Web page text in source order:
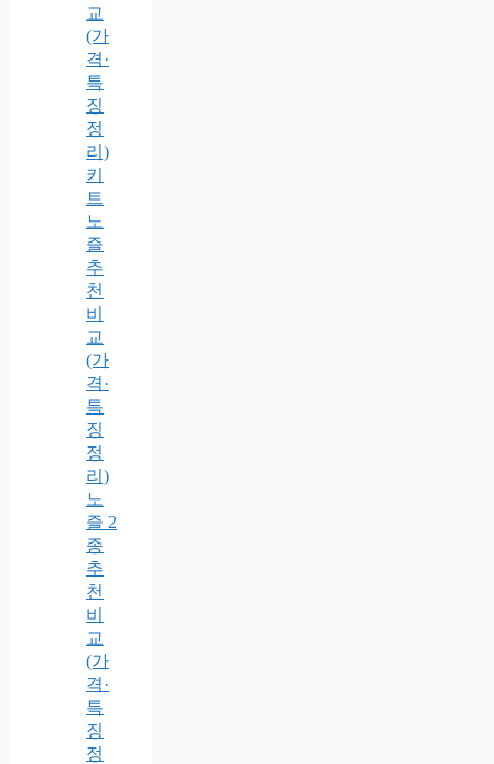
교
(가
격·
특
징
정
리)
키
트
노
즐
추
천
비
교
(가
격·
특
징
정
리)
노
즐 2
종
추
천
비
교
(가
격·
특
징
정